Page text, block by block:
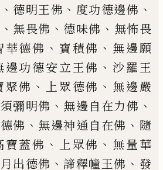
、 德明王佛 、 度功德邊佛 、
、 無畏佛 、 德味佛 、 無怖畏
華德佛 、 寶積佛 、 無邊願
邊功德安立王佛 、 沙羅王
聚佛 、 上眾德佛 、 無邊嚴
須彌明佛 、 無邊自在力佛 、
佛 、 無邊神通自在佛 、 隨
寶蓋佛 、 上眾佛 、 無量華
月出德佛 、諦釋幢王佛 、 發